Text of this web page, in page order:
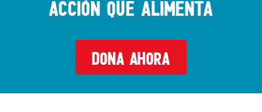
acción que alimenta
DONA AHORA